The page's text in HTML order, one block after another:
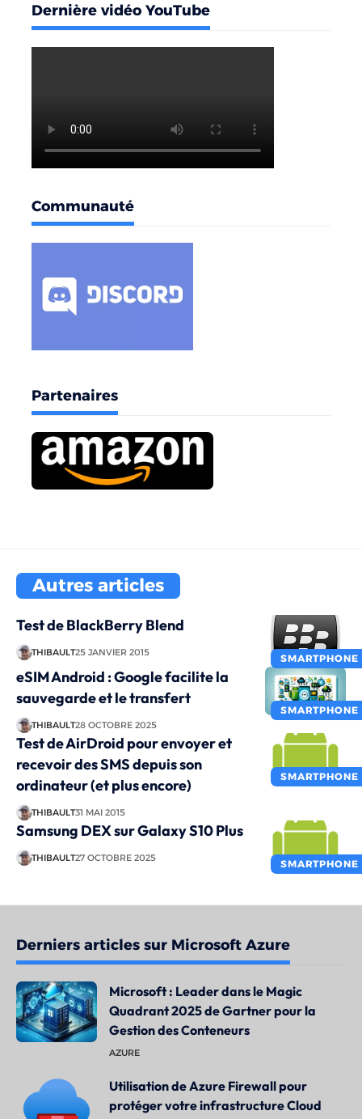
Dernière vidéo YouTube
Communauté
Partenaires
Autres articles
SMARTPHONE
Test de BlackBerry Blend
THIBAULT25 JANVIER 2015
SMARTPHONE
eSIM Android : Google facilite la
sauvegarde et le transfert
THIBAULT28 OCTOBRE 2025
SMARTPHONE
Test de AirDroid pour envoyer et
recevoir des SMS depuis son
ordinateur (et plus encore)
THIBAULT31 MAI 2015
SMARTPHONE
Samsung DEX sur Galaxy S10 Plus
THIBAULT27 OCTOBRE 2025
Derniers articles sur Microsoft Azure
Microsoft : Leader dans le Magic
Quadrant 2025 de Gartner pour la
Gestion des Conteneurs
AZURE
Utilisation de Azure Firewall pour
protéger votre infrastructure Cloud